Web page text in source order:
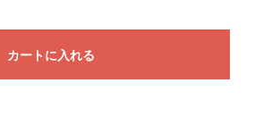
カートに入れる